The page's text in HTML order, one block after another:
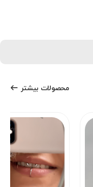
محصولات بیشتر